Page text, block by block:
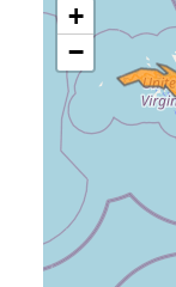
+
−